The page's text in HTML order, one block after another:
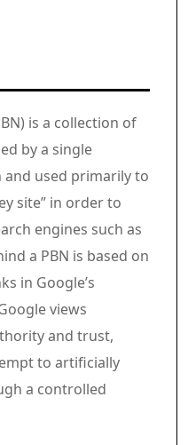
is a collection of
by a single
used primarily to
site” in order to
engines such as
a PBN is based on
in Google’s
views
and trust,
to artificially
a controlled